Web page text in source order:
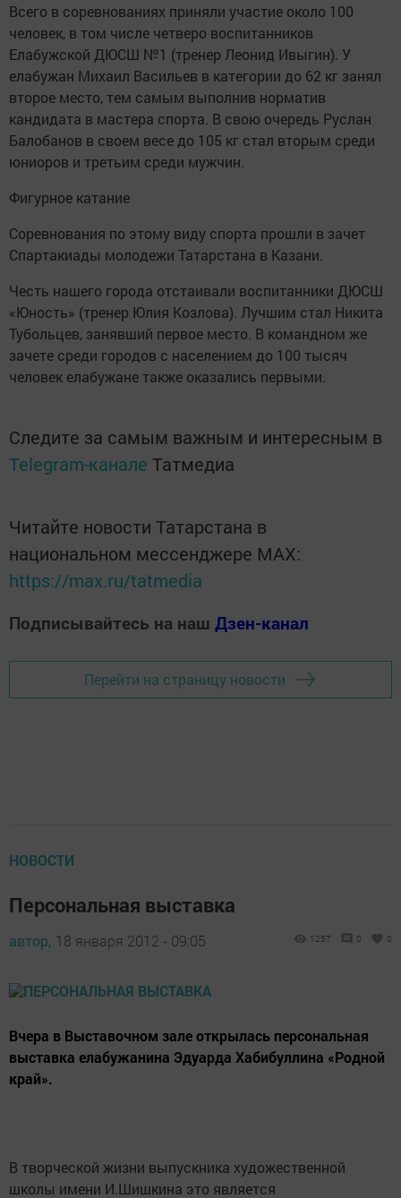
Всего в соревнованиях приняли участие около 100
человек, в том числе четверо воспитанников
Елабужской ДЮСШ №1 (тренер Леонид Ивыгин). У
елабужан Михаил Васильев в категории до 62 кг занял
второе место, тем самым выполнив норматив
кандидата в мастера спорта. В свою очередь Руслан
Балобанов в своем весе до 105 кг стал вторым среди
юниоров и третьим среди мужчин.
Фигурное катание
Соревнования по этому виду спорта прошли в зачет
Спартакиады молодежи Татарстана в Казани.
Честь нашего города отстаивали воспитанники ДЮСШ
«Юность» (тренер Юлия Козлова). Лучшим стал Никита
Тубольцев, занявший первое место. В командном же
зачете среди городов с населением до 100 тысяч
человек елабужане также оказались первыми.
Следите за самым важным и интересным в
Telegram-канале Татмедиа
Читайте новости Татарстана в
национальном мессенджере MАХ:
https://max.ru/tatmedia
Подписывайтесь на наш Дзен-канал
Перейти на страницу новости
НОВОСТИ
Персональная выставка
автор, 18 января 2012 - 09:05 1257 0 0
Вчера в Выставочном зале открылась персональная
выставка елабужанина Эдуарда Хабибуллина «Родной
край».
В творческой жизни выпускника художественной
школы имени И.Шишкина это является